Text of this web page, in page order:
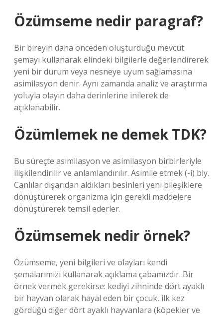
Özümseme nedir paragraf?
Bir bireyin daha önceden oluşturduğu mevcut
şemayı kullanarak elindeki bilgilerle değerlendirerek
yeni bir durum veya nesneye uyum sağlamasına
asimilasyon denir. Aynı zamanda analiz ve araştırma
yoluyla olayın daha derinlerine inilerek de
açıklanabilir.
Özümlemek ne demek TDK?
Bu süreçte asimilasyon ve asimilasyon birbirleriyle
ilişkilendirilir ve anlamlandırılır. Asimile etmek (-i) biy.
Canlılar dışarıdan aldıkları besinleri yeni bileşiklere
dönüştürerek organizma için gerekli maddelere
dönüştürerek temsil ederler.
Özümsemek nedir örnek?
Özümseme, yeni bilgileri ve olayları kendi
şemalarımızı kullanarak açıklama çabamızdır. Bir
örnek vermek gerekirse: kediyi zihninde dört ayaklı
bir hayvan olarak hayal eden bir çocuk, ilk kez
gördüğü diğer dört ayaklı hayvanlara (köpekler ve